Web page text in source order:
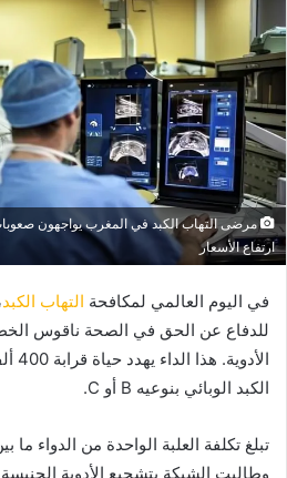
مرضى التهاب الكبد في المغرب يواجهون
ارتفاع الأسعار
في اليوم العالمي لمكافحة التهاب الكبد
للدفاع عن الحق في الصحة ناقوس
الكبد الوبائي بنوعيه B أو C.
وطالبت الشبكة بتشجيع الأدوية